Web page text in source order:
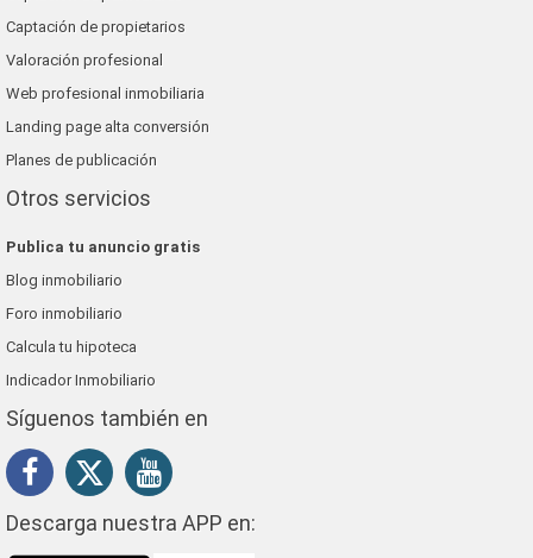
Captación de propietarios
Valoración profesional
Web profesional inmobiliaria
Landing page alta conversión
Planes de publicación
Otros servicios
Publica tu anuncio gratis
Blog inmobiliario
Foro inmobiliario
Calcula tu hipoteca
Indicador Inmobiliario
Síguenos también en
Descarga nuestra APP en: